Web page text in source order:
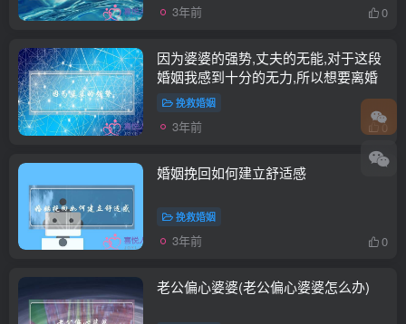
3年前 0
因为婆婆的强势,丈夫的无能,对于这段
婚姻我感到十分的无力,所以想要离婚
挽救婚姻
3年前 0
婚姻挽回如何建立舒适感
挽救婚姻
3年前 0
老公偏心婆婆(老公偏心婆婆怎么办)